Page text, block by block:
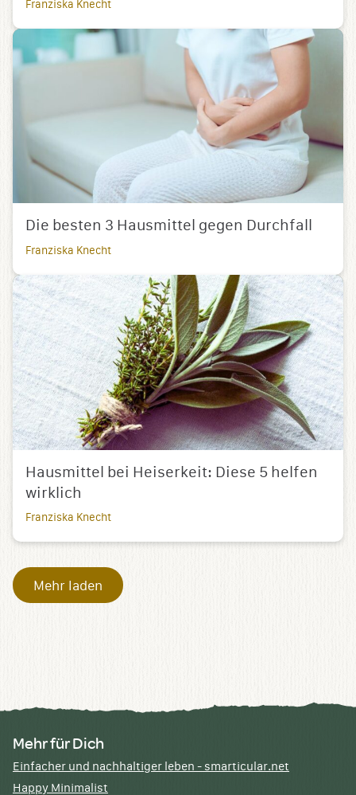
Franziska Knecht
Die besten 3 Hausmittel gegen Durchfall
Franziska Knecht
Hausmittel bei Heiserkeit: Diese 5 helfen
wirklich
Franziska Knecht
Mehr laden
Mehr für Dich
Einfacher und nachhaltiger leben - smarticular.net
Happy Minimalist